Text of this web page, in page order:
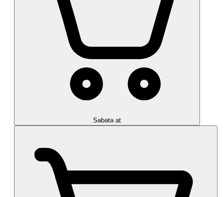
Səbətə at